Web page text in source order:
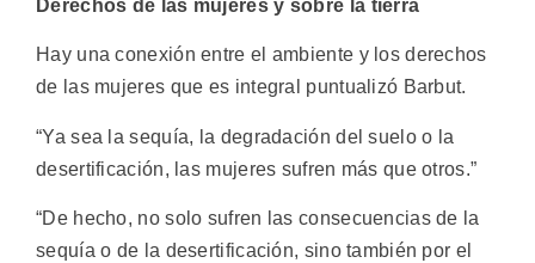
Derechos de las mujeres y sobre la tierra
Hay una conexión entre el ambiente y los derechos
de las mujeres que es integral puntualizó Barbut.
“Ya sea la sequía, la degradación del suelo o la
desertificación, las mujeres sufren más que otros.”
“De hecho, no solo sufren las consecuencias de la
sequía o de la desertificación, sino también por el